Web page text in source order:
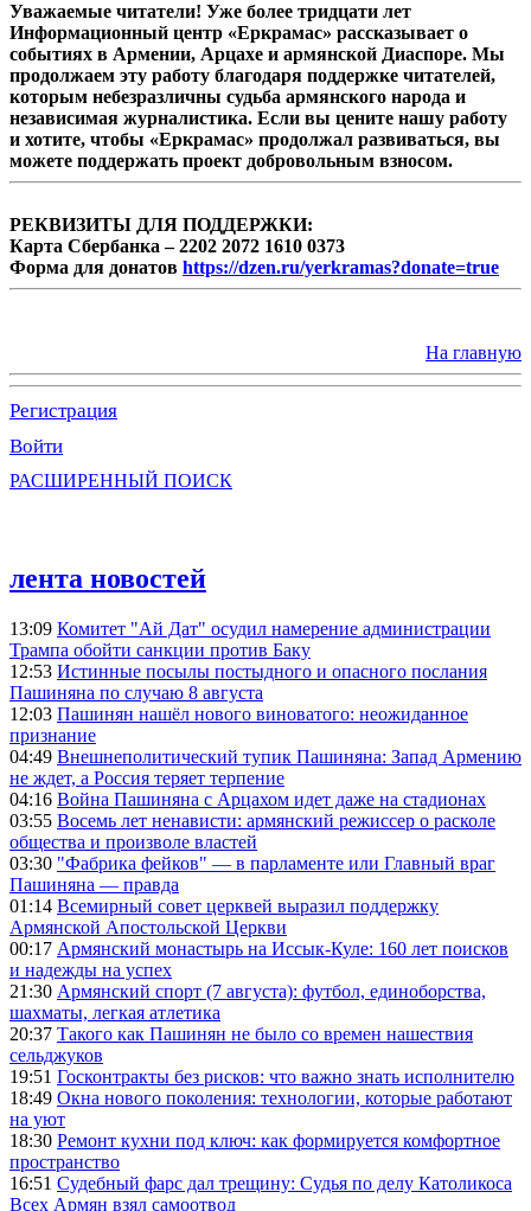
Уважаемые читатели! Уже более тридцати лет
Информационный центр «Еркрамас» рассказывает о
событиях в Армении, Арцахе и армянской Диаспоре. Мы
продолжаем эту работу благодаря поддержке читателей,
которым небезразличны судьба армянского народа и
независимая журналистика. Если вы цените нашу работу
и хотите, чтобы «Еркрамас» продолжал развиваться, вы
можете поддержать проект добровольным взносом.
РЕКВИЗИТЫ ДЛЯ ПОДДЕРЖКИ:
Карта Сбербанка – 2202 2072 1610 0373
Форма для донатов https://dzen.ru/yerkramas?donate=true
На главную
Регистрация
Войти
РАСШИРЕННЫЙ ПОИСК
лента новостей
13:09 Комитет "Ай Дат" осудил намерение администрации
Трампа обойти санкции против Баку
12:53 Истинные посылы постыдного и опасного послания
Пашиняна по случаю 8 августа
12:03 Пашинян нашёл нового виноватого: неожиданное
признание
04:49 Внешнеполитический тупик Пашиняна: Запад Армению
не ждет, а Россия теряет терпение
04:16 Война Пашиняна с Арцахом идет даже на стадионах
03:55 Восемь лет ненависти: армянский режиссер о расколе
общества и произволе властей
03:30 "Фабрика фейков" — в парламенте или Главный враг
Пашиняна — правда
01:14 Всемирный совет церквей выразил поддержку
Армянской Апостольской Церкви
00:17 Армянский монастырь на Иссык-Куле: 160 лет поисков
и надежды на успех
21:30 Армянский спорт (7 августа): футбол, единоборства,
шахматы, легкая атлетика
20:37 Такого как Пашинян не было со времен нашествия
сельджуков
19:51 Госконтракты без рисков: что важно знать исполнителю
18:49 Окна нового поколения: технологии, которые работают
на уют
18:30 Ремонт кухни под ключ: как формируется комфортное
пространство
16:51 Судебный фарс дал трещину: Судья по делу Католикоса
Всех Армян взял самоотвод